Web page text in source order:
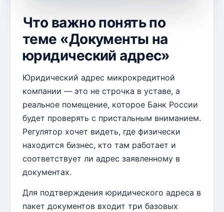
Что важно понять по
теме «Документы на
юридический адрес»
Юридический адрес микрокредитной
компании — это не строчка в уставе, а
реальное помещение, которое Банк России
будет проверять с пристальным вниманием.
Регулятор хочет видеть, где физически
находится бизнес, кто там работает и
соответствует ли адрес заявленному в
документах.
Для подтверждения юридического адреса в
пакет документов входит три базовых